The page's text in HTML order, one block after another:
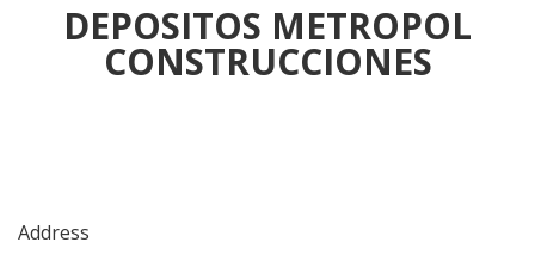
DEPOSITOS METROPOL
CONSTRUCCIONES
Address